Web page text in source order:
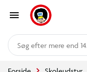
mere end